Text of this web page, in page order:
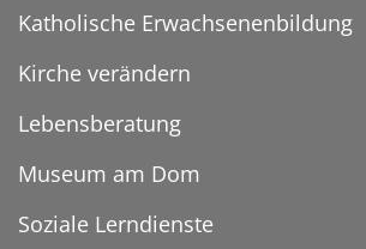
Katholische Erwachsenenbildung
Kirche verändern
Lebensberatung
Museum am Dom
Soziale Lerndienste